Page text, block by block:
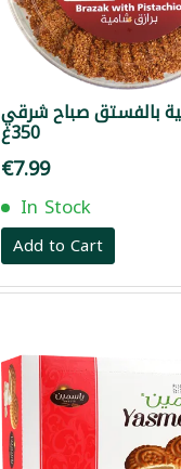
بالفستق صباح شرقي
350غ
€7.99
In Stock
Add to Cart